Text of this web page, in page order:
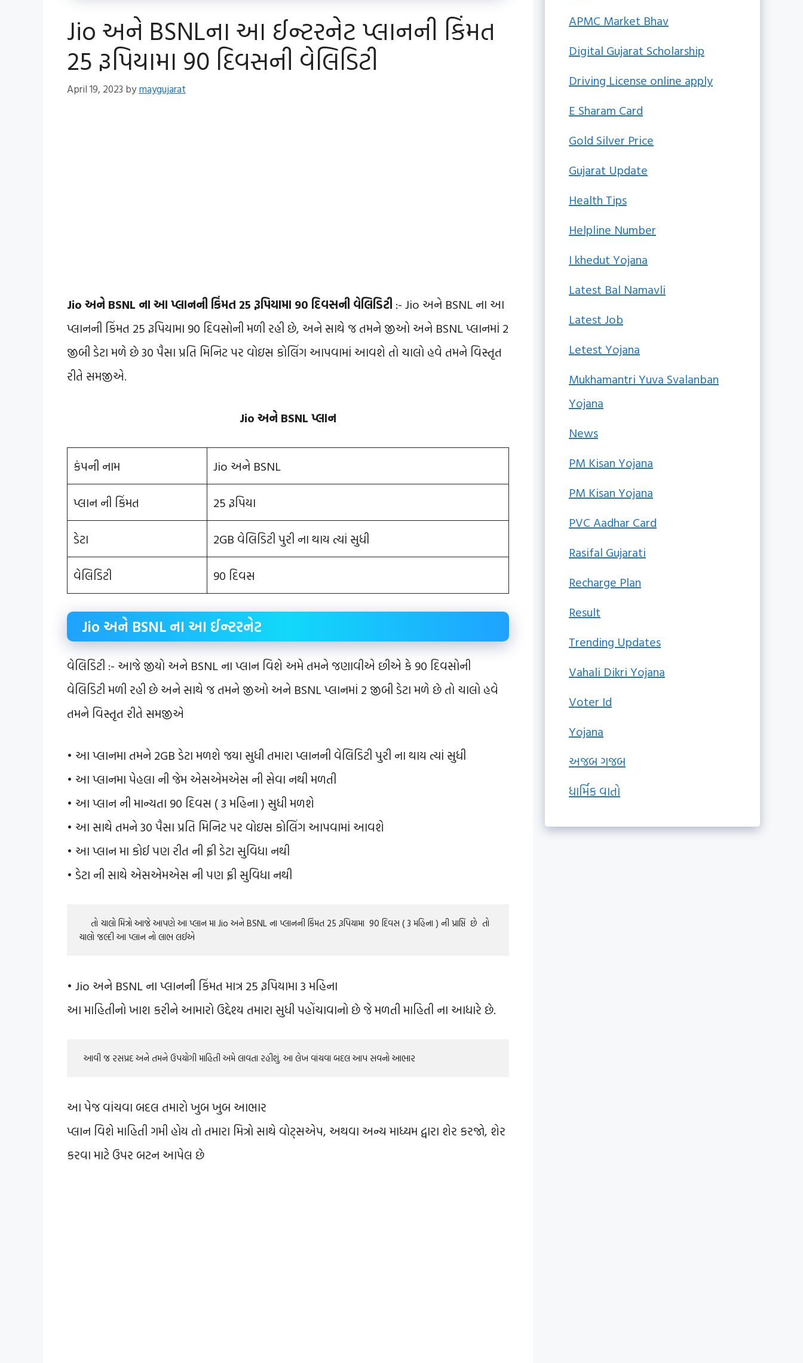
Jio અને BSNLના આ ઈન્ટરનેટ પ્લાનની કિંમત
25 રૂપિયામા 90 દિવસની વેલિડિટી
April 19, 2023 bymaygujarat
Jio અને BSNL ના આ પ્લાનની કિંમત 25 રૂપિયામા 90 દિવસની વેલિડિટી :- Jio અને BSNL ના આ
પ્લાનની કિંમત 25 રૂપિયામા 90 દિવસોની મળી રહી છે, અને સાથે જ તમને જીઓ અને BSNL પ્લાનમાં 2
જીબી ડેટા મળે છે 30 પૈસા પ્રતિ મિનિટ પર વોઇસ કોલિંગ આપવામાં આવશે તો ચાલો હવે તમને વિસ્તૃત
રીતે સમજીએ.
Jio અને BSNL પ્લાન
કંંપની નામ Jio અને BSNL
પ્લાન ની કિંમત 25 રૂપિયા
ડેટા 2GB વેલિડિટી પુરી ના થાય ત્યાં સુધી
વેલિડિટી 90 દિવસ
Jio અને BSNL ના આ ઈન્ટરનેટ
વેલિડિટી :- આજે જીયો અને BSNL ના પ્લાન વિશે અમે તમને જણાવીએ છીએ કે 90 દિવસોની
વેલિડિટી મળી રહી છે અને સાથે જ તમને જીઓ અને BSNL પ્લાનમાં 2 જીબી ડેટા મળે છે તો ચાલો હવે
તમને વિસ્તૃત રીતે સમજીએ
• આ પ્લાનમા તમને 2GB ડેટા મળશે જયા સુધી તમારા પ્લાનની વેલિડિટી પુરી ના થાય ત્યાં સુધી
• આ પ્લાનમા પેહલા ની જેમ એસએમએસ ની સેવા નથી મળતી
• આ પ્લાન ની માન્યતા 90 દિવસ ( 3 મહિના ) સુધી મળશે
• આ સાથે તમને 30 પૈસા પ્રતિ મિનિટ પર વોઇસ કોલિંગ આપવામાં આવશે
• આ પ્લાન મા કોઈ પણ રીત ની ફ્રી ડેટા સુવિધા નથી
• ડેટા ની સાથે એસએમએસ ની પણ ફ્રી સુવિધા નથી
ચાલો જલ્દી આ પ્લાન નો લાભ લઈએ
• Jio અને BSNL ના પ્લાનની કિંમત માત્ર 25 રૂપિયામા 3 મહિના
આ માહિતીનો ખાશ કરીને આમારો ઉદ્દેશ્ય તમારા સુધી પહોંચાવાનો છે જે મળતી માહિતી ના આધારે છે.
  આવી જ રસપ્રદ અને તમને ઉપયોગી માહિતી અમે લાવતા રહીશું. આ લેખ વાંચવા બદલ આપ સવનો આભાર
આ પેજ વાંચવા બદલ તમારો ખુબ ખુબ આભાર
પ્લાન વિશે માહિતી ગમી હોય તો તમારા મિત્રો સાથે વોટ્સએપ, અથવા અન્ય માધ્યમ દ્વારા શેર કરજો, શેર
કરવા માટે ઉપર બટન આપેલ છે
APMC Market Bhav
Digital Gujarat Scholarship
Driving License online apply
E Sharam Card
Gold Silver Price
Gujarat Update
Health Tips
Helpline Number
I khedut Yojana
Latest Bal Namavli
Latest Job
Letest Yojana
Mukhamantri Yuva Svalanban
Yojana
News
PM Kisan Yojana
PM Kisan Yojana
PVC Aadhar Card
Rasifal Gujarati
Recharge Plan
Result
Trending Updates
Vahali Dikri Yojana
Voter Id
Yojana
અજબ ગજબ
ધાર્મિક વાતો